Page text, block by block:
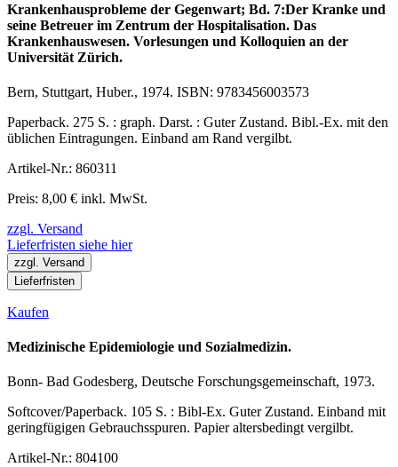
Krankenhausprobleme der Gegenwart; Bd. 7:Der Kranke und
seine Betreuer im Zentrum der Hospitalisation. Das
Krankenhauswesen. Vorlesungen und Kolloquien an der
Universität Zürich.
Bern, Stuttgart, Huber., 1974. ISBN: 9783456003573
Paperback. 275 S. : graph. Darst. : Guter Zustand. Bibl.-Ex. mit den
üblichen Eintragungen. Einband am Rand vergilbt.
Artikel-Nr.: 860311
Preis: 8,00 € inkl. MwSt.
zzgl. Versand
Lieferfristen siehe hier
zzgl. Versand
Lieferfristen
Kaufen
Medizinische Epidemiologie und Sozialmedizin.
Bonn- Bad Godesberg, Deutsche Forschungsgemeinschaft, 1973.
Softcover/Paperback. 105 S. : Bibl-Ex. Guter Zustand. Einband mit
geringfügigen Gebrauchsspuren. Papier altersbedingt vergilbt.
Artikel-Nr.: 804100